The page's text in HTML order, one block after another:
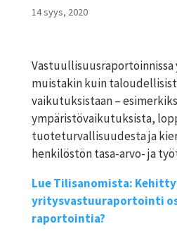
14 syys, 2020
muistakin kuin
vaikutuksistaan –
ympäristövaikutuksista,
tuoteturvallisuudesta ja
henkilöstön tasa-arvo- ja
Lue Tilisanomista:
yritysvastuuraportointi
raportointia?